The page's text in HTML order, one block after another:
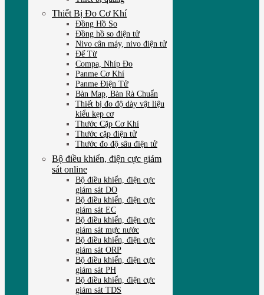
Thiết Bị Đo Cơ Khí
Đồng Hồ So
Đồng hồ so điện tử
Nivo cân máy, nivo điện tử
Đế Từ
Compa, Nhíp Đo
Panme Cơ Khí
Panme Điện Tử
Bàn Map, Bàn Rà Chuẩn
Thiết bị đo độ dày vật liệu
kiểu kẹp cơ
Thước Cặp Cơ Khí
Thước cặp điện tử
Thước đo độ sâu điện tử
Bộ điều khiển, điện cực giám
sát online
Bộ điều khiển, điện cực
giám sát DO
Bộ điều khiển, điện cực
giám sát EC
Bộ điều khiển, điện cực
giám sát mực nước
Bộ điều khiển, điện cực
giám sát ORP
Bộ điều khiển, điện cực
giám sát PH
Bộ điều khiển, điện cực
giám sát TDS